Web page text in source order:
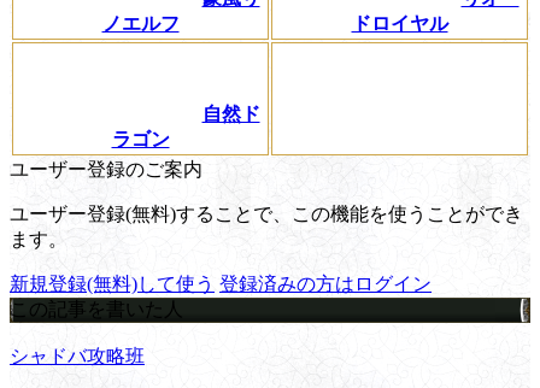
ノエルフ
ドロイヤル
自然ド
ラゴン
ユーザー登録のご案内
ユーザー登録(無料)することで、この機能を使うことができ
ます。
新規登録(無料)して使う 登録済みの方はログイン
この記事を書いた人
シャドバ攻略班